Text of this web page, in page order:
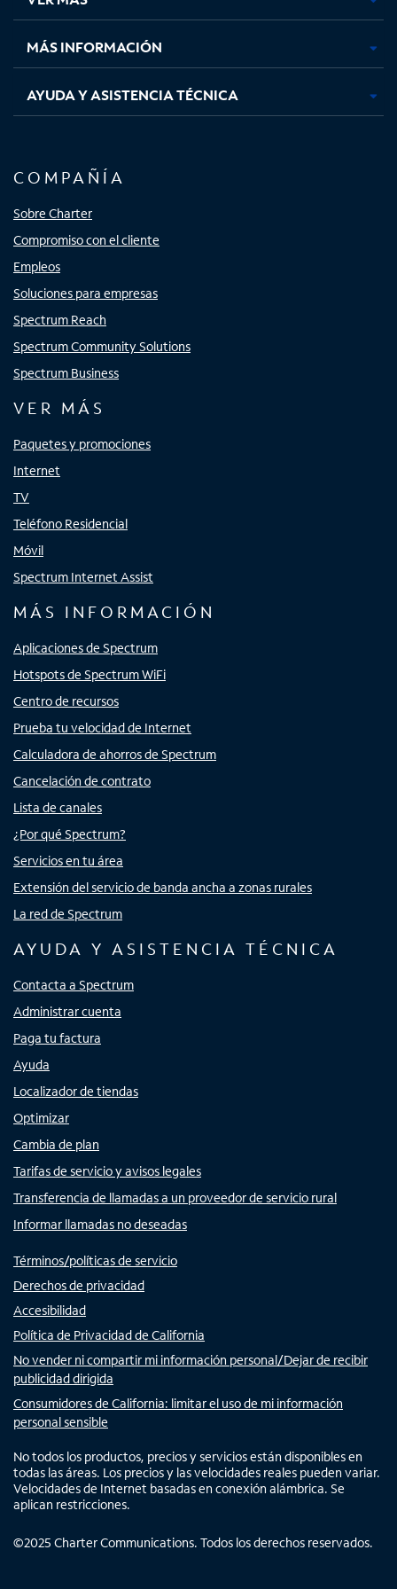
nuevanuevanuevanueva
MÁS INFORMACIÓN
AYUDA Y ASISTENCIA TÉCNICA
COMPAÑÍA
Sobre Charter
Compromiso con el cliente
Empleos
Soluciones para empresas
Spectrum Reach
Spectrum Community Solutions
Spectrum Business
VER MÁS
Paquetes y promociones
Internet
TV
Teléfono Residencial
Móvil
Spectrum Internet Assist
MÁS INFORMACIÓN
Aplicaciones de Spectrum
Hotspots de Spectrum WiFi
Centro de recursos
Prueba tu velocidad de Internet
Calculadora de ahorros de Spectrum
Cancelación de contrato
Lista de canales
¿Por qué Spectrum?
Servicios en tu área
Extensión del servicio de banda ancha a zonas rurales
La red de Spectrum
AYUDA Y ASISTENCIA TÉCNICA
Contacta a Spectrum
Administrar cuenta
Paga tu factura
Ayuda
Localizador de tiendas
Optimizar
Cambia de plan
Tarifas de servicio y avisos legales
Transferencia de llamadas a un proveedor de servicio rural
Informar llamadas no deseadas
Términos/políticas de servicio
Derechos de privacidad
Accesibilidad
Política de Privacidad de California
No vender ni compartir mi información personal/Dejar de recibir
publicidad dirigida
Consumidores de California: limitar el uso de mi información
personal sensible
No todos los productos, precios y servicios están disponibles en
todas las áreas. Los precios y las velocidades reales pueden variar.
Velocidades de Internet basadas en conexión alámbrica. Se
aplican restricciones.
©2025 Charter Communications. Todos los derechos reservados.